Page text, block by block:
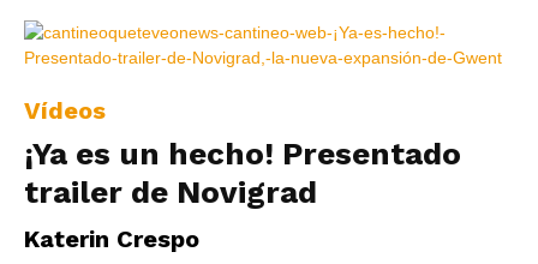
Vídeos
¡Ya es un hecho! Presentado
trailer de Novigrad
Katerin Crespo